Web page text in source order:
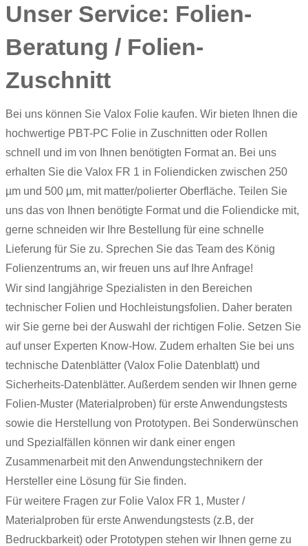
Unser Service: Folien-
Beratung / Folien-
Zuschnitt
Bei uns können Sie Valox Folie kaufen. Wir bieten Ihnen die
hochwertige PBT-PC Folie in Zuschnitten oder Rollen
schnell und im von Ihnen benötigten Format an. Bei uns
erhalten Sie die Valox FR 1 in Foliendicken zwischen 250
µm und 500 µm, mit matter/polierter Oberfläche. Teilen Sie
uns das von Ihnen benötigte Format und die Foliendicke mit,
gerne schneiden wir Ihre Bestellung für eine schnelle
Lieferung für Sie zu. Sprechen Sie das Team des König
Folienzentrums an, wir freuen uns auf Ihre Anfrage!
Wir sind langjährige Spezialisten in den Bereichen
technischer Folien und Hochleistungsfolien. Daher beraten
wir Sie gerne bei der Auswahl der richtigen Folie. Setzen Sie
auf unser Experten Know-How. Zudem erhalten Sie bei uns
technische Datenblätter (Valox Folie Datenblatt) und
Sicherheits-Datenblätter. Außerdem senden wir Ihnen gerne
Folien-Muster (Materialproben) für erste Anwendungstests
sowie die Herstellung von Prototypen. Bei Sonderwünschen
und Spezialfällen können wir dank einer engen
Zusammenarbeit mit den Anwendungstechnikern der
Hersteller eine Lösung für Sie finden.
Für weitere Fragen zur Folie Valox FR 1, Muster /
Materialproben für erste Anwendungstests (z.B, der
Bedruckbarkeit) oder Prototypen stehen wir Ihnen gerne zu